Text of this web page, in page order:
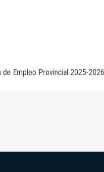
Empleo Provincial 2025-